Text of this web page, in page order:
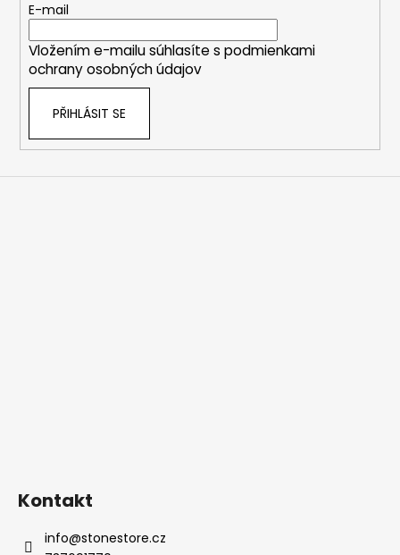
E-mail
Vložením e-mailu súhlasíte s podmienkami
ochrany osobných údajov
PŘIHLÁSIT SE
Kontakt
info@stonestore.cz